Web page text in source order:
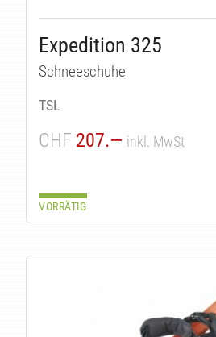
Expedition 325
Schneeschuhe
TSL
CHF 207.— inkl. MwSt
VORRÄTIG